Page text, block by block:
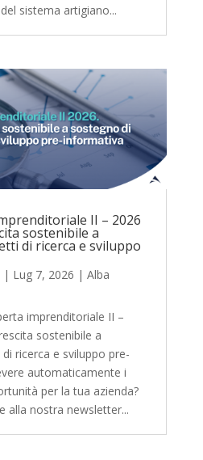
sistema artigiano...
II – 2026
sostenibile a
di ricerca e sviluppo
| Lug 7, 2026 | Alba
imprenditoriale II –
sostenibile a
ricerca e sviluppo pre-
automaticamente i
per la tua azienda?
alla nostra newsletter...